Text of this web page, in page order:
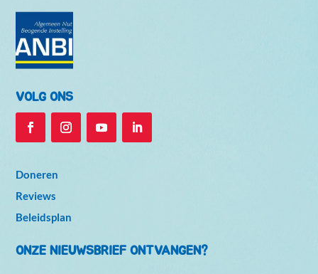
VOLG ONS
Doneren
Reviews
Beleidsplan
ONZE NIEUWSBRIEF ONTVANGEN?